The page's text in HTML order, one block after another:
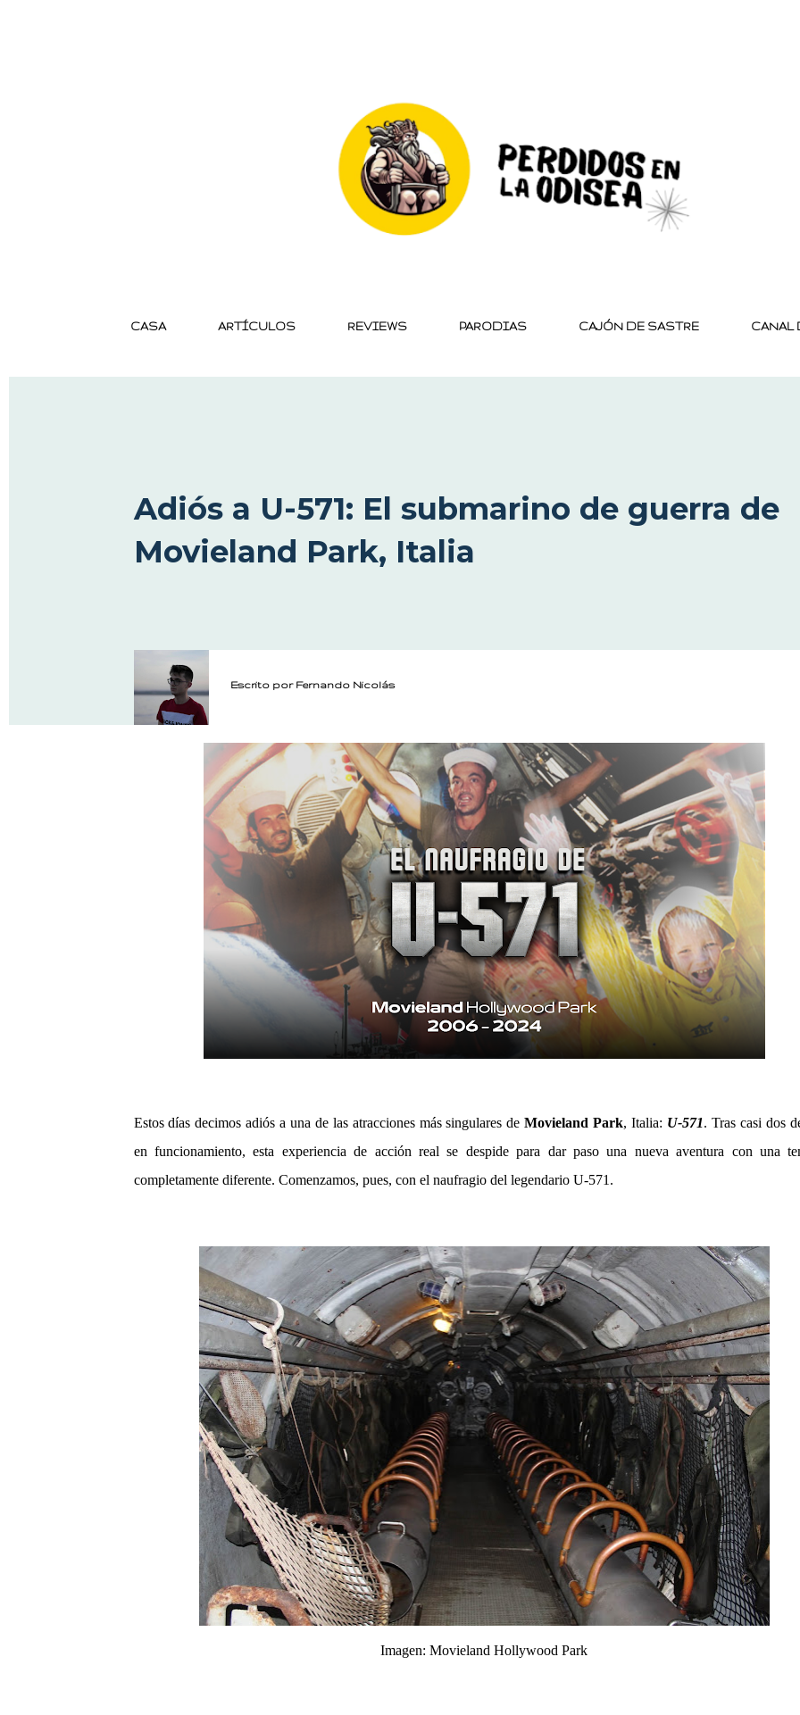
CASA ARTÍCULOS REVIEWS PARODIAS CAJÓN DE SASTRE CANAL
Adiós a U-571: El submarino de guerra de
Movieland Park, Italia
Escrito por Fernando Nicolás
Estos días decimos adiós a una de las atracciones más singulares deMovieland Park, Italia: U-571. Tras casi dos
en funcionamiento, esta experiencia de acción real se despide para dar paso una nueva aventura con una
completamente diferente. Comenzamos, pues, con el naufragio del legendario U-571.
Imagen: Movieland Hollywood Park